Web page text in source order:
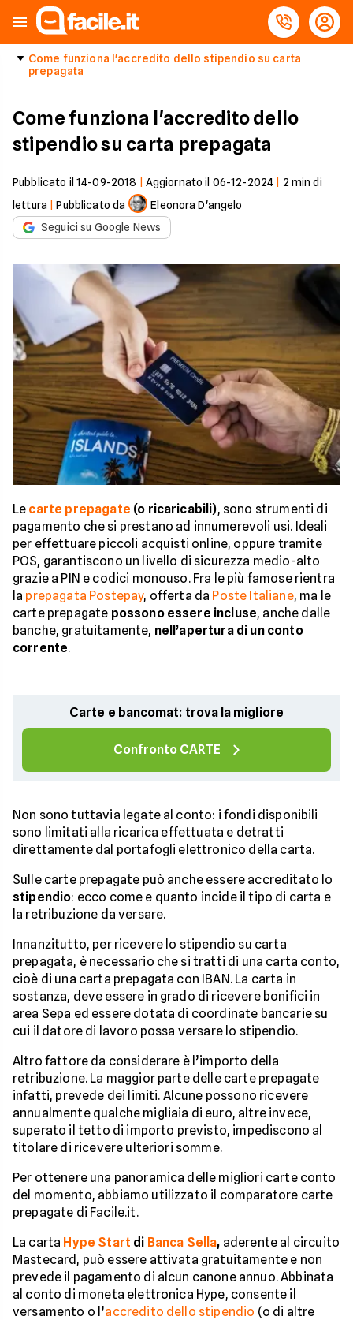
Come funziona l'accredito dello stipendio su carta
prepagata
Come funziona l'accredito dello
stipendio su carta prepagata
Pubblicato il 14-09-2018 Aggiornato il 06-12-2024 2 min di
lettura |Pubblicato da
Eleonora D'angelo
Seguici su Google News
Le carte prepagate (o ricaricabili), sono strumenti di
pagamento che si prestano ad innumerevoli usi. Ideali
per effettuare piccoli acquisti online, oppure tramite
POS, garantiscono un livello di sicurezza medio-alto
grazie a PIN e codici monouso. Fra le più famose rientra
la prepagata Postepay, offerta da Poste Italiane, ma le
carte prepagate possono essere incluse, anche dalle
banche, gratuitamente, nell’apertura di un conto
corrente.
Carte e bancomat: trova la migliore
Confronto CARTE
Non sono tuttavia legate al conto: i fondi disponibili
sono limitati alla ricarica effettuata e detratti
direttamente dal portafogli elettronico della carta.
Sulle carte prepagate può anche essere accreditato lo
stipendio: ecco come e quanto incide il tipo di carta e
la retribuzione da versare.
Innanzitutto, per ricevere lo stipendio su carta
prepagata, è necessario che si tratti di una carta conto,
cioè di una carta prepagata con IBAN. La carta in
sostanza, deve essere in grado di ricevere bonifici in
area Sepa ed essere dotata di coordinate bancarie su
cui il datore di lavoro possa versare lo stipendio.
Altro fattore da considerare è l’importo della
retribuzione. La maggior parte delle carte prepagate
infatti, prevede dei limiti. Alcune possono ricevere
annualmente qualche migliaia di euro, altre invece,
superato il tetto di importo previsto, impediscono al
titolare di ricevere ulteriori somme.
Per ottenere una panoramica delle migliori carte conto
del momento, abbiamo utilizzato il comparatore carte
prepagate di Facile.it.
La carta Hype Start di Banca Sella, aderente al circuito
Mastecard, può essere attivata gratuitamente e non
prevede il pagamento di alcun canone annuo. Abbinata
al conto di moneta elettronica Hype, consente il
versamento o l’accredito dello stipendio (o di altre